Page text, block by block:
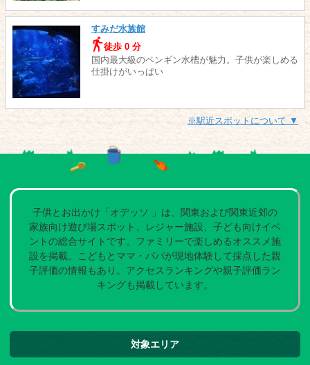
すみだ水族館
徒歩 0 分
国内最大級のペンギン水槽が魅力。子供が楽しめる
仕掛けがいっぱい
※駅近スポットについて ▼
子供とお出かけ「オデッソ 」は、関東および関東近郊の
家族向け遊び場スポット、レジャー施設、子ども向けイベ
ントの総合サイトです。ファミリーで楽しめるオススメ施
設を掲載。こどもとママ・パパが現地体験して採点した親
子評価の情報もあり。アクセスランキングや親子評価ラン
キングも掲載しています。
対象エリア